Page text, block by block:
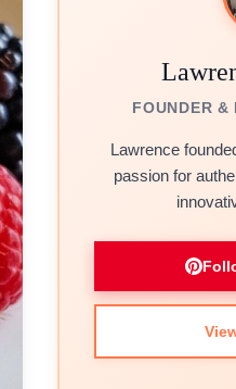
FOUNDER &
Lawrence
passion for